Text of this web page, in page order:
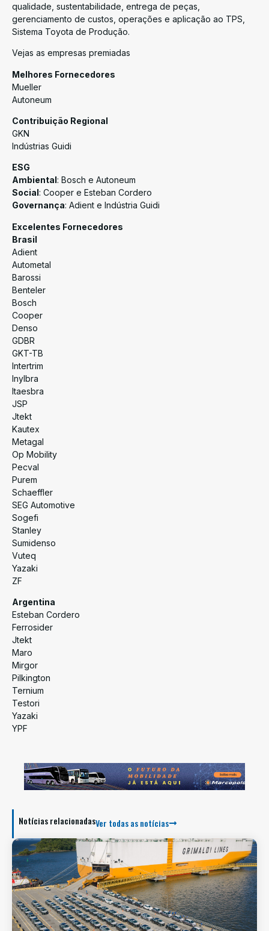
qualidade, sustentabilidade, entrega de peças,
gerenciamento de custos, operações e aplicação ao TPS,
Sistema Toyota de Produção.
Vejas as empresas premiadas
Melhores Fornecedores
Mueller
Autoneum
Contribuição Regional
GKN
Indústrias Guidi
ESG
Ambiental: Bosch e Autoneum
Social: Cooper e Esteban Cordero
Governança: Adient e Indústria Guidi
Excelentes Fornecedores
Brasil
Adient
Autometal
Barossi
Benteler
Bosch
Cooper
Denso
GDBR
GKT-TB
Intertrim
Inylbra
Itaesbra
JSP
Jtekt
Kautex
Metagal
Op Mobility
Pecval
Purem
Schaeffler
SEG Automotive
Sogefi
Stanley
Sumidenso
Vuteq
Yazaki
ZF
Argentina
Esteban Cordero
Ferrosider
Jtekt
Maro
Mirgor
Pilkington
Ternium
Testori
Yazaki
YPF
Notícias relacionadasVer todas as notícias